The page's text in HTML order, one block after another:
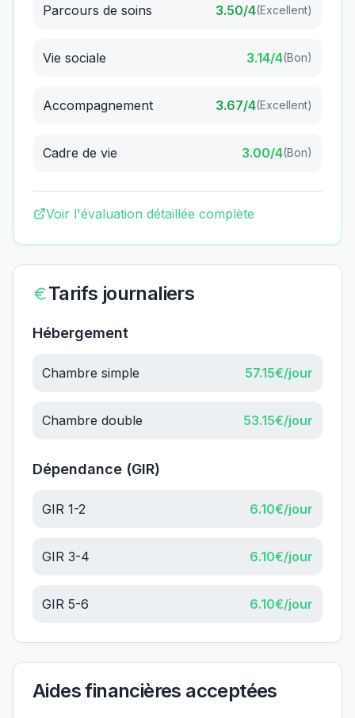
Parcours de soins 3.50/4(Excellent)
Vie sociale 3.14/4(Bon)
Accompagnement 3.67/4(Excellent)
Cadre de vie 3.00/4(Bon)
Voir l'évaluation détaillée complète
Tarifs journaliers
Hébergement
Chambre simple 57.15€/jour
Chambre double 53.15€/jour
Dépendance (GIR)
GIR 1-2 6.10€/jour
GIR 3-4 6.10€/jour
GIR 5-6 6.10€/jour
Aides financières acceptées